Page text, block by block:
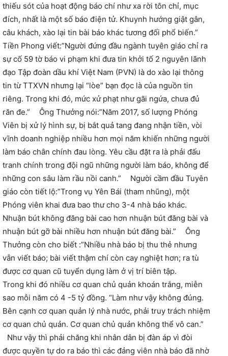
thiếu sót của hoạt động báo chí như xa rời tôn chỉ, mục
đích, nhất là một số báo điện tử. Khuynh hướng giật gân,
câu khách, xào lại tin bài báo khác tương đối phổ biến.”
Tiền Phong viết:”Người đứng đầu ngành tuyên giáo chỉ ra
sự cố 59 tờ báo vi phạm khi đưa tin khởi tố 2 nguyên lãnh
đạo Tập đoàn dầu khí Việt Nam (PVN) là do xào lại thông
tin từ TTXVN nhưng lại “lòe” bạn đọc là của nguồn tin
riêng. Trong khi đó, mức xử phạt như gãi ngứa, chưa đủ
răn đe.” Ông Thưởng nói:”Năm 2017, số lượng Phóng
Viên bị xử lý hình sự, bị bắt quả tang đang nhận tiền, vòi
vĩnh doanh nghiệp nhiều hơn mọi năm khiến những người
làm báo chân chính đau lòng. Yêu cầu đặt ra là phải đấu
tranh chính trong đội ngũ những người làm báo, không để
những con sâu làm rầu nồi canh.” Người cầm đầu Tuyên
giáo còn tiết lộ:”Trong vụ Yên Bái (tham nhũng), một
Phóng viên khai đưa bao thư cho 3-4 nhà báo khác.
Nhuận bút không đăng bài cao hơn nhuận bút đăng bài và
nhuận bút gỡ bài nhiều hơn nhuận bút đăng bài.” Ông
Thưởng còn cho biết :”Nhiều nhà báo bị thu thẻ nhưng
vẫn viết báo; bài viết thậm chí còn cay nghiệt hơn; ra tù
được cơ quan cũ tuyển dụng làm ở vị trí biên tập.
Trong khi đó nhiều cơ quan chủ quản khoán trắng, miễn
sao mỗi năm có 4 -5 tỷ đồng. “Làm như vậy không đúng.
Bên cạnh cơ quan quản lý nhà nước, phải truy trách nhiệm
cơ quan chủ quản. Cơ quan chủ quản không thể vô can.”
Như vậy thì phải chăng khi nhân dân bị đàn áp vì đòi
được quyền tự do ra báo thì các đảng viên nhà báo đã nhờ